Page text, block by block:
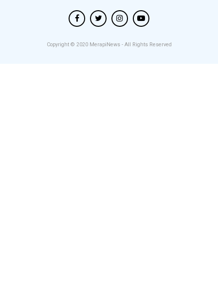
Copyright © 2020 MerapiNews - All Rights Reserved